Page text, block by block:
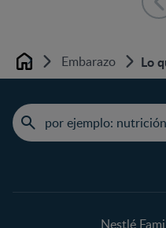
Home Embarazo Lo
Nestlé